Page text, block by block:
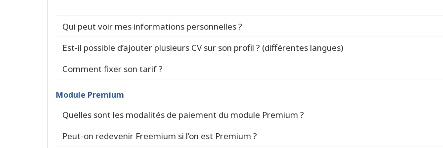
Qui peut voir mes informations personnelles ?
Est-il possible d’ajouter plusieurs CV sur son profil ? (différentes langues)
Comment fixer son tarif ?
Module Premium
Quelles sont les modalités de paiement du module Premium ?
Peut-on redevenir Freemium si l’on est Premium ?